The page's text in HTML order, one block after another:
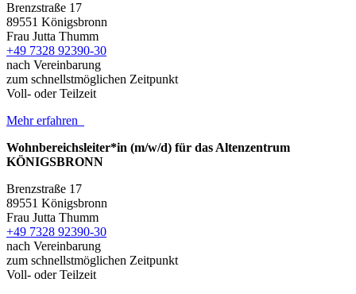
Brenzstraße 17
89551 Königsbronn
Frau Jutta Thumm
+49 7328 92390-30
nach Vereinbarung
zum schnellstmöglichen Zeitpunkt
Voll- oder Teilzeit
Mehr erfahren
Wohnbereichsleiter*in (m/w/d) für das Altenzentrum
KÖNIGSBRONN
Brenzstraße 17
89551 Königsbronn
Frau Jutta Thumm
+49 7328 92390-30
nach Vereinbarung
zum schnellstmöglichen Zeitpunkt
Voll- oder Teilzeit